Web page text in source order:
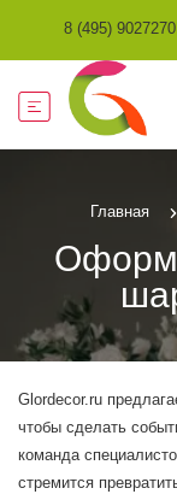
8 (495) 9027270
Главная
Glordecor.ru
чтобы сделать
команда
стремится